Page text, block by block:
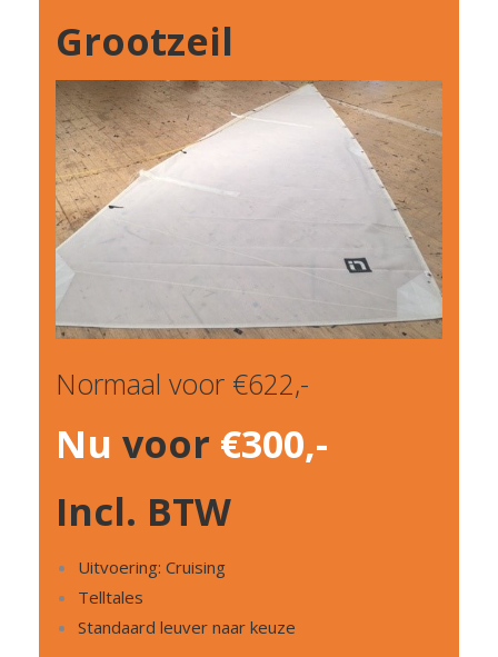
Grootzeil
Normaal voor €622,-
Nu voor €300,-
Incl. BTW
Uitvoering: Cruising
Telltales
Standaard leuver naar keuze